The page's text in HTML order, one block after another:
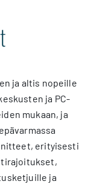
ja altis nopeille
ja PC-
mukaan, ja
erityisesti
ja